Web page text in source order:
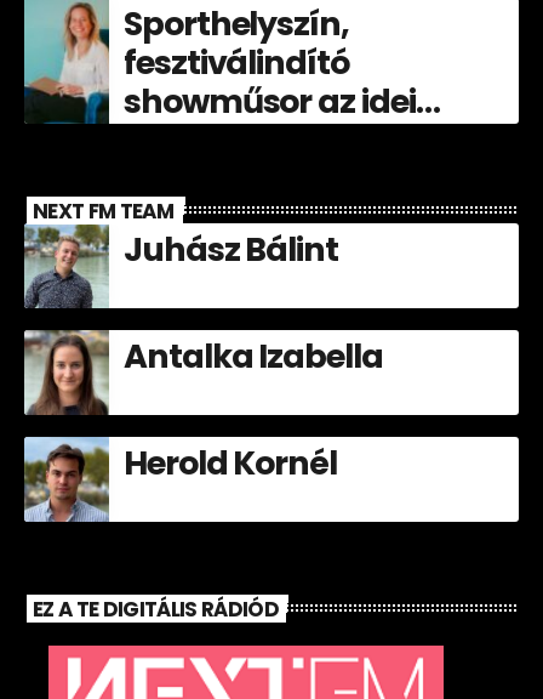
Sporthelyszín,
fesztiválindító
showműsor az idei
NEXT FM TEAM
Juhász Bálint
Antalka Izabella
Herold Kornél
EZ A TE DIGITÁLIS RÁDIÓD